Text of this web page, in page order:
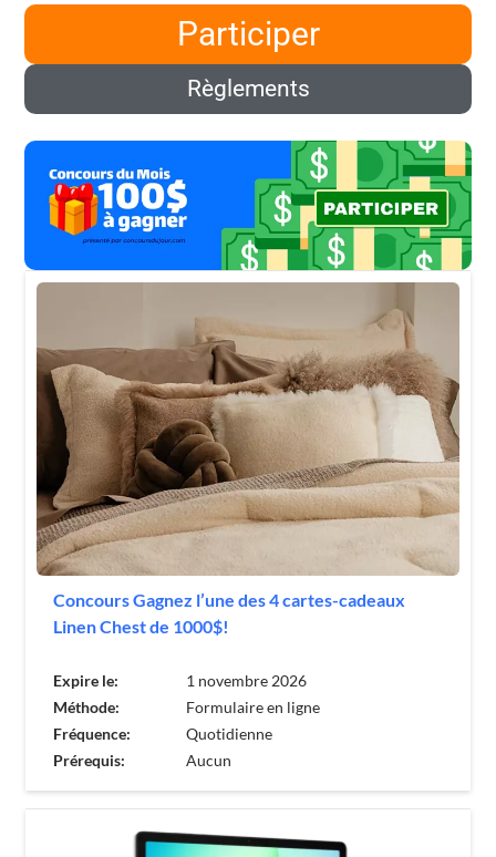
Participer
Règlements
Concours Gagnez l’une des 4 cartes-cadeaux
Linen Chest de 1000$!
Expire le:
1 novembre 2026
Méthode:
Formulaire en ligne
Fréquence:
Quotidienne
Prérequis:
Aucun